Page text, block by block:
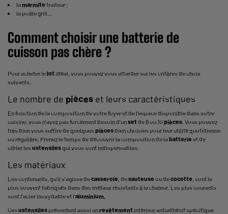
lamarmite traiteur ;
la poêle grill...
Comment choisir une batterie de
cuisson pas chère ?
Pour acheter lelot idéal, vous pouvez vous attarder sur les critères de choix
suivants.
Le nombre de pièces et leurs caractéristiques
En fonction de la composition de votre foyer et de l'espace disponible dans votre
cuisine, vous n'avez pas forcément besoin d'unset de 8 ou 10 pièces . Vous pouvez
très bien vous suffire de quelques pièces bien choisies pour leur utilité quotidienne
ou régulière. Prenez le temps de découvrir la composition de labatterie et de
cibler les ustensiles qui vous sont indispensables.
Les matériaux
Les contenants, qu'il s'agisse decasserole , desauteuse ou decocotte , sont le
plus souvent fabriqués dans des métaux résistants à la chaleur. Les plus courants
sont l'acier inoxydable et l'aluminium.
Ces ustensiles présentent aussi unrevêtement intérieur antiadhésif spécifique